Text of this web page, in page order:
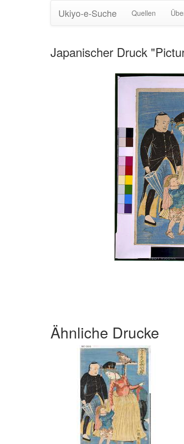
Ukiyo-e-Suche Quellen
Japanischer Druck
Ähnliche Drucke